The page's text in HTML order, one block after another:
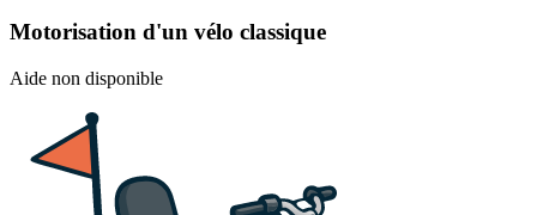
Motorisation d'un vélo classique
Aide non disponible